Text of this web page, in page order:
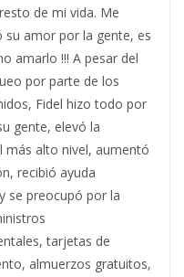
de mi vida. Me
su amor por la gente, es
amarlo !!! A pesar del
por parte de los
Fidel hizo todo por
gente, elevó la
más alto nivel, aumentó
recibió ayuda
se preocupó por la
tarjetas de
almuerzos gratuitos,